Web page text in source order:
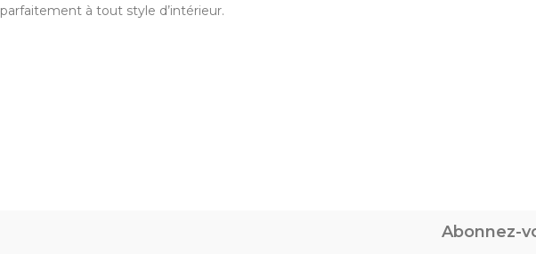
parfaitement à tout style d’intérieur.
Abonnez-